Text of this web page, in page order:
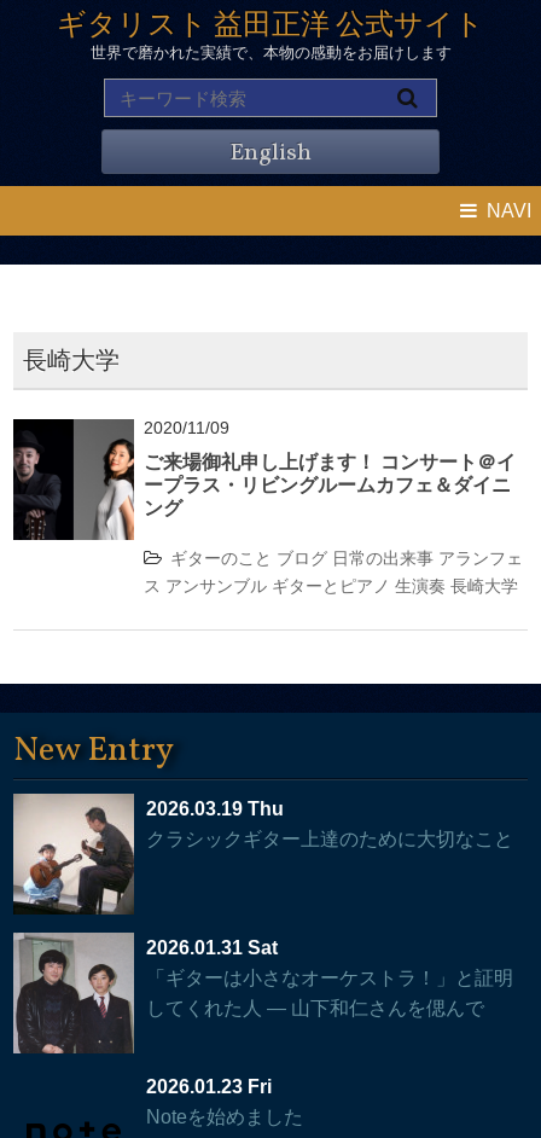
ギタリスト 益田正洋 公式サイト
世界で磨かれた実績で、本物の感動をお届けします
English
NAVI
長崎大学
2020/11/09
ご来場御礼申し上げます！ コンサート＠イ
ープラス・リビングルームカフェ＆ダイニ
ング
ギターのこと ブログ 日常の出来事 アランフェ
ス アンサンブル ギターとピアノ 生演奏 長崎大学
New Entry
2026.03.19 Thu
クラシックギター上達のために大切なこと
2026.01.31 Sat
「ギターは小さなオーケストラ！」と証明
してくれた人 — 山下和仁さんを偲んで
2026.01.23 Fri
Noteを始めました